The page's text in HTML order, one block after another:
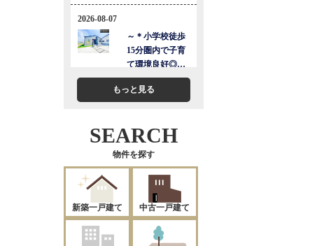
もっと見る
SEARCH
物件を探す
新築一戸建て 中古一戸建て